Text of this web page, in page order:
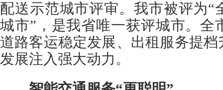
配送示范城市评审。我市被评为“
城市”，是我省唯一获评城市。全
道路客运稳定发展、出租服务提
发展注入强大动力。